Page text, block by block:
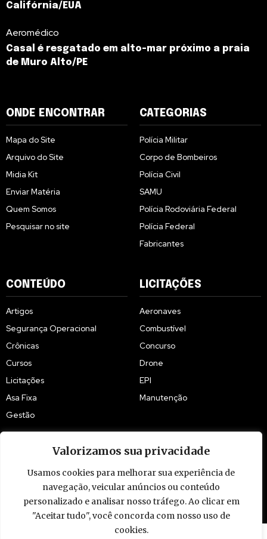
Valorizamos sua privacidade
Usamos cookies para melhorar sua experiência de
navegação, veicular anúncios ou conteúdo
personalizado e analisar nosso tráfego. Ao clicar em
"Aceitar tudo", você concorda com nosso uso de
cookies.
Califórnia/EUA
Aeromédico
Casal é resgatado em alto-mar próximo a praia
de Muro Alto/PE
ONDE ENCONTRAR
Mapa do Site
Arquivo do Site
Midia Kit
Enviar Matéria
Quem Somos
Pesquisar no site
CATEGORIAS
Polícia Militar
Corpo de Bombeiros
Polícia Civil
SAMU
Polícia Rodoviária Federal
Polícia Federal
Fabricantes
CONTEÚDO
Artigos
Segurança Operacional
Crônicas
Cursos
Licitações
Asa Fixa
Gestão
LICITAÇÕES
Aeronaves
Combustível
Concurso
Drone
EPI
Manutenção
© 2009 - 2026 Piloto Policial. Todos os direitos reservados. Brasil.